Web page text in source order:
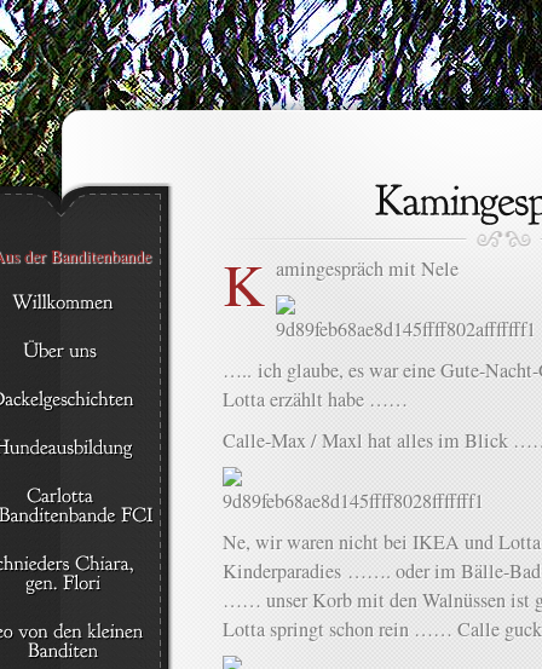
K amingespräch mit Nele
….. ich glaube, es war eine Gute-
Lotta erzählt habe ……
Calle-Max / Maxl hat alles im
Ne, wir waren nicht bei IKEA und
Kinderparadies ……. oder im Bälle-
…… unser Korb mit den Walnüssen
Lotta springt schon rein …… Calle